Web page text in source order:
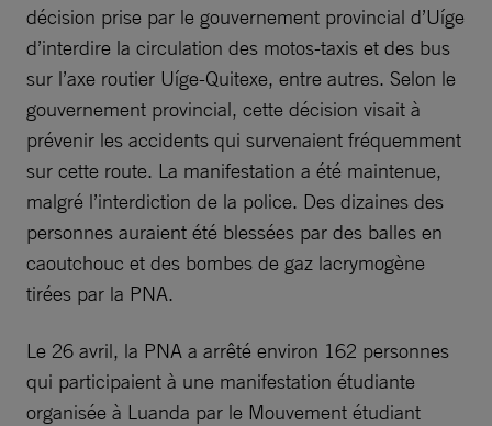
décision prise par le gouvernement provincial d’Uíge
d’interdire la circulation des motos-taxis et des bus
sur l’axe routier Uíge-Quitexe, entre autres. Selon le
gouvernement provincial, cette décision visait à
prévenir les accidents qui survenaient fréquemment
sur cette route. La manifestation a été maintenue,
malgré l’interdiction de la police. Des dizaines des
personnes auraient été blessées par des balles en
caoutchouc et des bombes de gaz lacrymogène
tirées par la PNA.
Le 26 avril, la PNA a arrêté environ 162 personnes
qui participaient à une manifestation étudiante
organisée à Luanda par le Mouvement étudiant